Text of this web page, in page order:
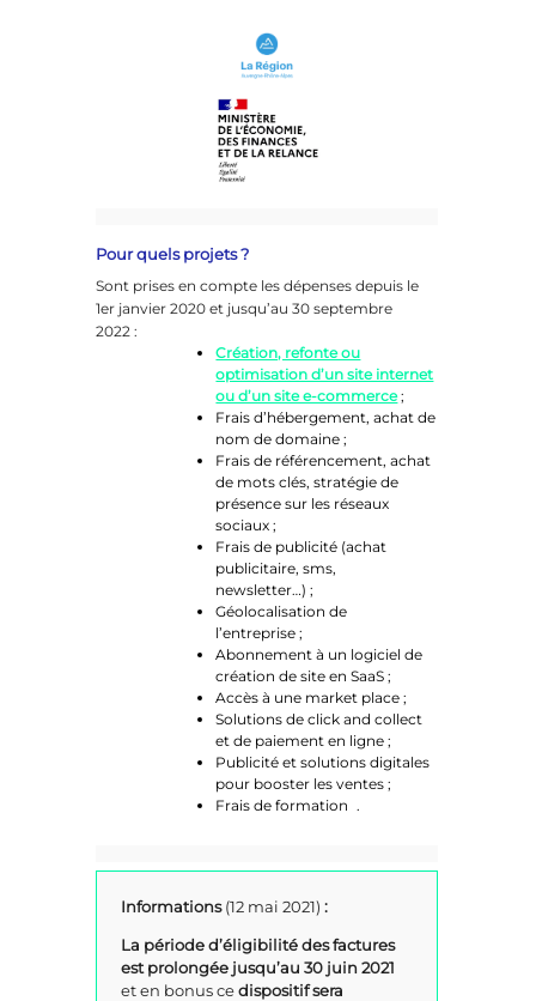
Pour quels projets ?
Sont prises en compte les dépenses depuis le
1er janvier 2020 et jusqu’au 30 septembre
2022 :
Création, refonte ou
optimisation d’un site internet
ou d’un site e-commerce;
Frais d’hébergement, achat de
nom de domaine ;
Frais de référencement, achat
de mots clés, stratégie de
présence sur les réseaux
sociaux ;
Frais de publicité (achat
publicitaire, sms,
newsletter…) ;
Géolocalisation de
l’entreprise ;
Abonnement à un logiciel de
création de site en SaaS ;
Accès à une market place ;
Solutions de click and collect
et de paiement en ligne ;
Publicité et solutions digitales
pour booster les ventes ;
Frais de formation .
Informations(12 mai 2021) :
La période d’éligibilité des factures
est prolongée jusqu’au 30 juin 2021
et en bonus cedispositif sera